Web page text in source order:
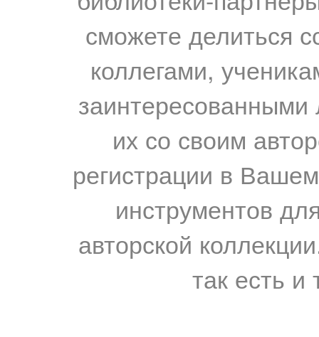
сможете делиться
коллегами,
их со своим
регистрации в
инструментов
авторской
так есть и